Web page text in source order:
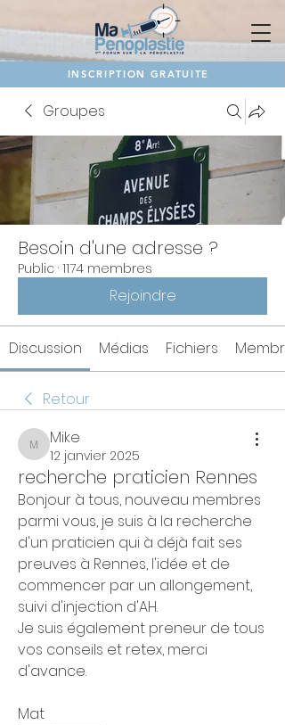
INSCRIPTION GRATUITE
Groupes
Besoin d'une adresse ?
Public · 1174 membres
Rejoindre
Discussion Médias Fichiers
Retour
Mike
Mike
12 janvier 2025
recherche praticien Rennes
Bonjour à tous, nouveau membres
parmi vous, je suis à la recherche
d'un praticien qui à déjà fait ses
preuves à Rennes, l'idée et de
commencer par un allongement,
suivi d'injection d'AH.
Je suis également preneur de tous
vos conseils et retex, merci
d'avance.
Mat